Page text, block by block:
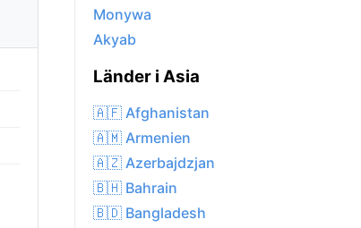
Monywa
Akyab
Länder i Asia
🇦🇫 Afghanistan
🇦🇲 Armenien
🇦🇿 Azerbajdzjan
🇧🇭 Bahrain
🇧🇩 Bangladesh